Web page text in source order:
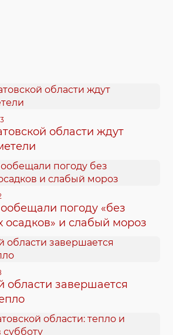
области ждут
погоду «без
осадков» и слабый мороз
области завершается